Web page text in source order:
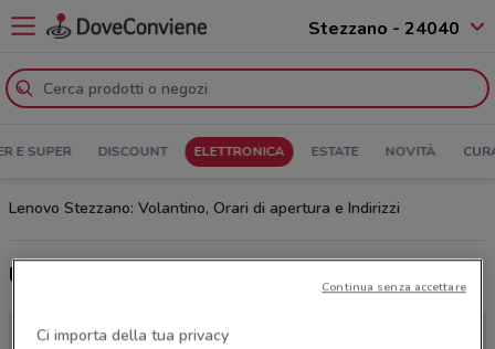
Stezzano - 24040
E SUPER DISCOUNT ELETTRONICA ESTATE NOVITÀ
Lenovo Stezzano: Volantino, Orari di apertura e Indirizzi
Ultime offerte del volantino Lenovo
Ci importa della tua privacy
Continua senza accettare